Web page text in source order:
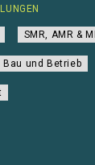
SMR, AMR &
Bau und Betrieb